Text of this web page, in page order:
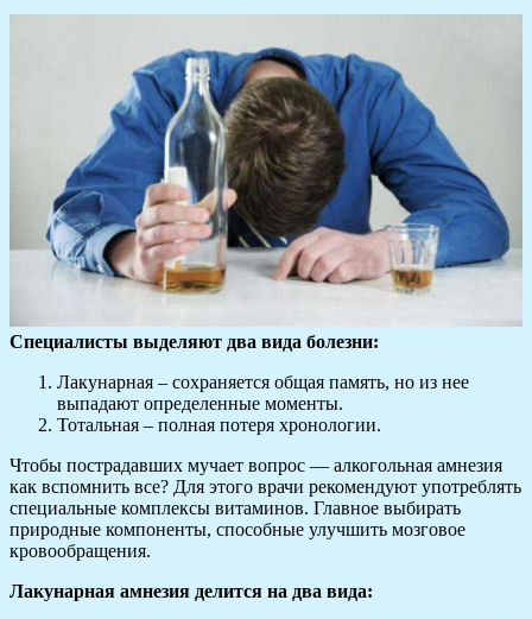
Специалисты выделяют два вида болезни:
Лакунарная – сохраняется общая память, но из нее
выпадают определенные моменты.
Тотальная – полная потеря хронологии.
Чтобы пострадавших мучает вопрос — алкогольная амнезия
как вспомнить все? Для этого врачи рекомендуют употреблять
специальные комплексы витаминов. Главное выбирать
природные компоненты, способные улучшить мозговое
кровообращения.
Лакунарная амнезия делится на два вида: